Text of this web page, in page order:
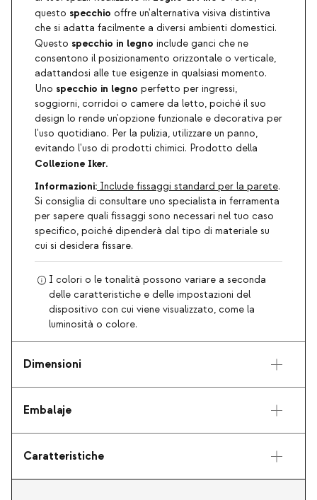
questo specchio offre un'alternativa visiva distintiva
che si adatta facilmente a diversi ambienti domestici.
Questo specchio in legno include ganci che ne
consentono il posizionamento orizzontale o verticale,
adattandosi alle tue esigenze in qualsiasi momento.
Uno specchio in legno perfetto per ingressi,
soggiorni, corridoi o camere da letto, poiché il suo
design lo rende un'opzione funzionale e decorativa per
l'uso quotidiano. Per la pulizia, utilizzare un panno,
evitando l'uso di prodotti chimici. Prodotto della
Collezione Iker.
Informazioni: Include fissaggi standard per la parete.
Si consiglia di consultare uno specialista in ferramenta
per sapere quali fissaggi sono necessari nel tuo caso
specifico, poiché dipenderà dal tipo di materiale su
cui si desidera fissare.
I colori o le tonalità possono variare a seconda
delle caratteristiche e delle impostazioni del
dispositivo con cui viene visualizzato, come la
luminosità o colore.
Dimensioni
Embalaje
Caratteristiche